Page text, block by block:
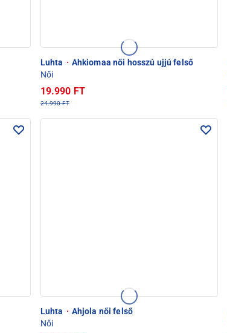
Luhta · Ahkiomaa női hosszú ujjú felső
Női
19.990 FT
24.990 FT
Luhta · Ahjola női felső
Női